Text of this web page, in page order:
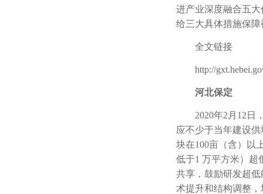
进产业深度融合五
给三大具体措施保
全文链接
http://
河北保定
2020年2月12日，
应不少于当年建设
块在100亩（含）以
低于1 万平方米）超
共享，鼓励研发超
术提升和结构调整